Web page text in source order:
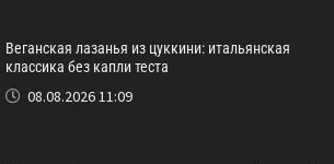
Веганская лазанья из цуккини: итальянская
классика без капли теста
08.08.2026 11:09